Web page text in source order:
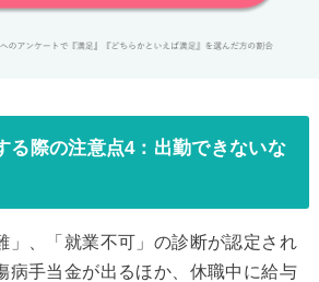
る際の注意点4：出勤できないな
」、「就業不可」の診断が認定され
病手当金が出るほか、休職中に給与